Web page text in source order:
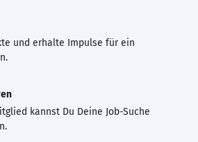
und erhalte Impulse für ein
kannst Du Deine Job-Suche